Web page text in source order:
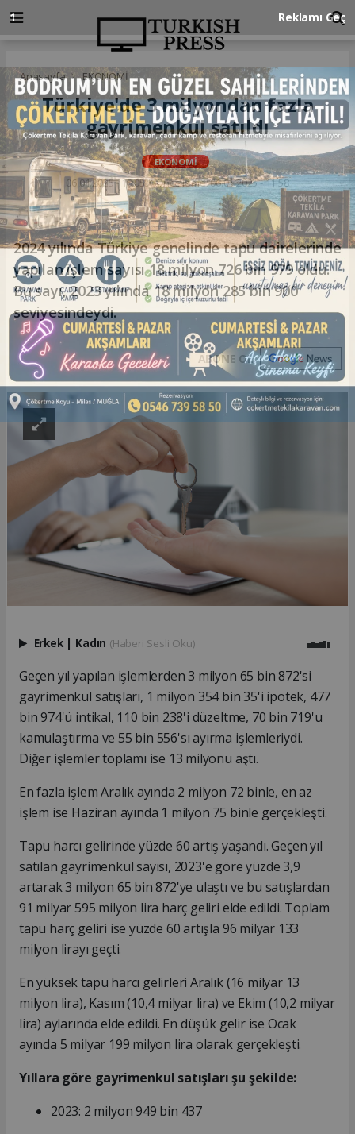
Anasayfa EKONOMİ
Türkiye'de 3 milyondan fazla
gayrimenkul satıldı
EKONOMİ
06.01.2025 - 10:05, Güncelleme: 06.01.2025 - 11:58
2024 yılında Türkiye genelinde tapu dairelerinde
yapılan işlem sayısı 18 milyon 726 bin 979 oldu.
Bu sayı, 2023 yılında 18 milyon 285 bin 900
seviyesindeydi.
ABONE OL
Erkek | Kadın (Haberi Sesli Oku)
Geçen yıl yapılan işlemlerden 3 milyon 65 bin 872'si
gayrimenkul satışları, 1 milyon 354 bin 35'i ipotek, 477
bin 974'ü intikal, 110 bin 238'i düzeltme, 70 bin 719'u
kamulaştırma ve 55 bin 556'sı ayırma işlemleriydi.
Diğer işlemler toplamı ise 13 milyonu aştı.
En fazla işlem Aralık ayında 2 milyon 72 binle, en az
işlem ise Haziran ayında 1 milyon 75 binle gerçekleşti.
Tapu harcı gelirinde yüzde 60 artış yaşandı. Geçen yıl
satılan gayrimenkul sayısı, 2023'e göre yüzde 3,9
artarak 3 milyon 65 bin 872'ye ulaştı ve bu satışlardan
91 milyar 595 milyon lira harç geliri elde edildi. Toplam
tapu harç geliri ise yüzde 60 artışla 96 milyar 133
milyon lirayı geçti.
En yüksek tapu harcı gelirleri Aralık (16 milyar 13
milyon lira), Kasım (10,4 milyar lira) ve Ekim (10,2 milyar
lira) aylarında elde edildi. En düşük gelir ise Ocak
ayında 5 milyar 199 milyon lira olarak gerçekleşti.
Yıllara göre gayrimenkul satışları şu şekilde:
2023: 2 milyon 949 bin 437